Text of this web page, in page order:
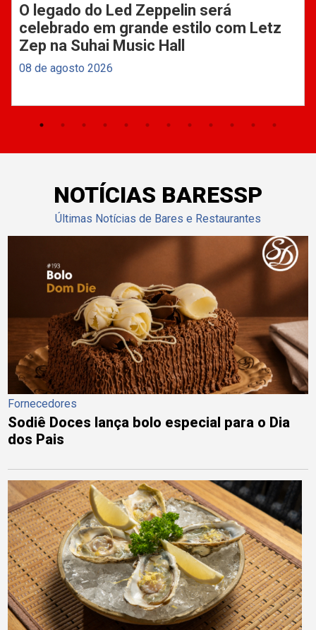
O legado do Led Zeppelin será
celebrado em grande estilo com Letz
Zep na Suhai Music Hall
08 de agosto 2026
NOTÍCIAS BARESSP
Últimas Notícias de Bares e Restaurantes
Fornecedores
Sodiê Doces lança bolo especial para o Dia
dos Pais